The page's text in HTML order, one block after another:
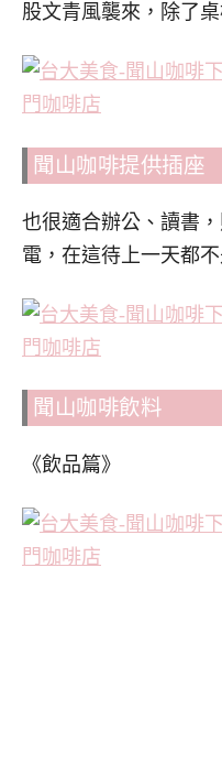
股文青風襲來，除了
聞山咖啡提供插座
也很適合辦公、讀書
電，在這待上一天都不
聞山咖啡飲料
《飲品篇》